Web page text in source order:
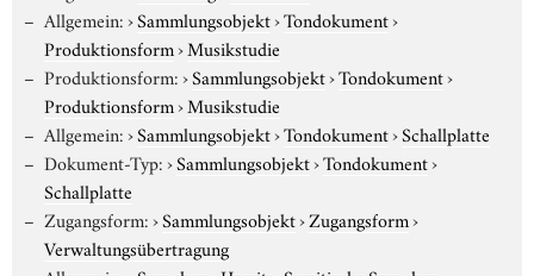
Allgemein:›Sammlungsobjekt›Tondokument›
Produktionsform›Musikstudie
Produktionsform:›Sammlungsobjekt›Tondokument›
Produktionsform›Musikstudie
Allgemein:›Sammlungsobjekt›Tondokument›Schallplatte
Dokument-Typ:›Sammlungsobjekt›Tondokument›
Schallplatte
Zugangsform:›Sammlungsobjekt›Zugangsform›
Verwaltungsübertragung